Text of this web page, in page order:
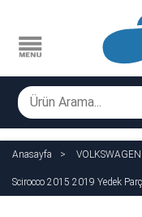
Anasayfa VOLKSWAGEN
Scirocco 2015 2019 Yedek